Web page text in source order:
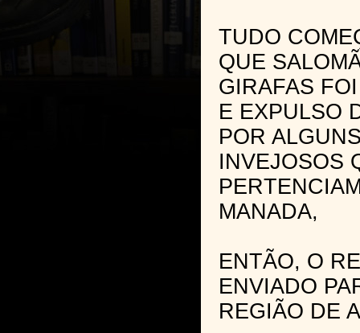
TUDO
QUE
GIRAFAS
E EXPULSO
POR
INVEJOSOS
MANADA,
ENTÃO, O
ENVIADO
REGIÃO DE